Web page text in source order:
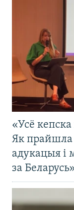
«Усё кепска
Як прайшла
адукацыя і
за